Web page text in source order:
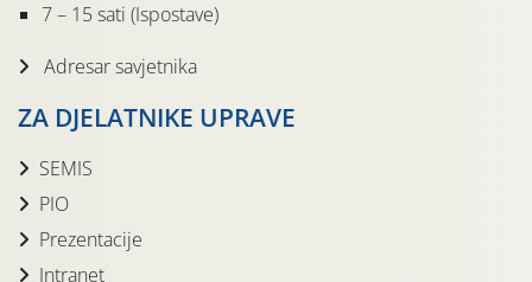
7 – 15 sati (Ispostave)
Adresar savjetnika
ZA DJELATNIKE UPRAVE
SEMIS
PIO
Prezentacije
Intranet